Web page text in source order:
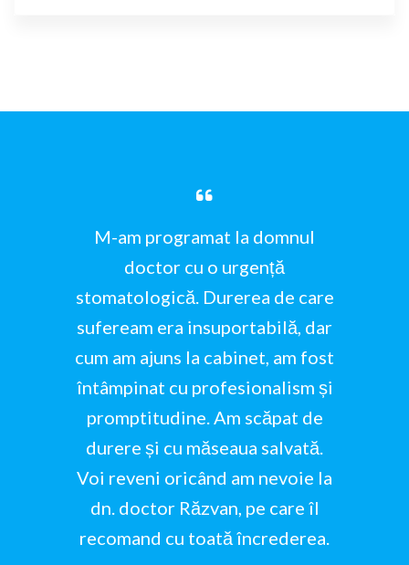
M-am programat la domnul
doctor cu o urgență
stomatologică. Durerea de care
sufeream era insuportabilă, dar
cum am ajuns la cabinet, am fost
întâmpinat cu profesionalism și
promptitudine. Am scăpat de
durere și cu măseaua salvată.
Voi reveni oricând am nevoie la
dn. doctor Răzvan, pe care îl
recomand cu toată încrederea.